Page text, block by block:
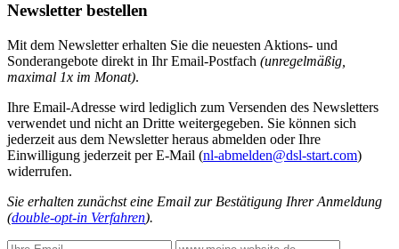
Newsletter bestellen
Mit dem Newsletter erhalten Sie die neuesten Aktions- und
Sonderangebote direkt in Ihr Email-Postfach (unregelmäßig,
maximal 1x im Monat).
Ihre Email-Adresse wird lediglich zum Versenden des Newsletters
verwendet und nicht an Dritte weitergegeben. Sie können sich
jederzeit aus dem Newsletter heraus abmelden oder Ihre
Einwilligung jederzeit per E-Mail (nl-abmelden@dsl-start.com)
widerrufen.
Sie erhalten zunächst eine Email zur Bestätigung Ihrer Anmeldung
(double-opt-in Verfahren).